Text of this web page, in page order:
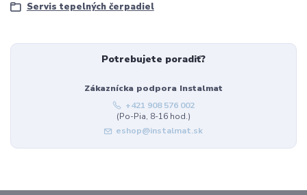
Servis tepelných čerpadiel
Potrebujete poradiť?
Zákaznícka podpora Instalmat
+421 908 576 002
(Po-Pia, 8-16 hod.)
eshop@instalmat.sk